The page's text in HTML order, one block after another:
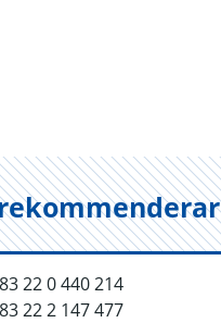
rekommenderar
22 0 440 214
22 2 147 477